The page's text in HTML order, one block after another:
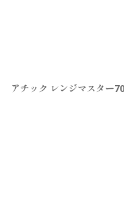
アチック レンジマスター